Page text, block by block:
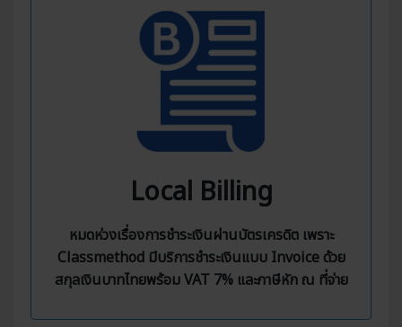
Local Billing
หมดห่วงเรื่องการชำระเงินผ่านบัตรเครดิต เพราะ
Classmethod มีบริการชำระเงินแบบ Invoice ด้วย
สกุลเงินบาทไทยพร้อม VAT 7% และภาษีหัก ณ ที่จ่าย